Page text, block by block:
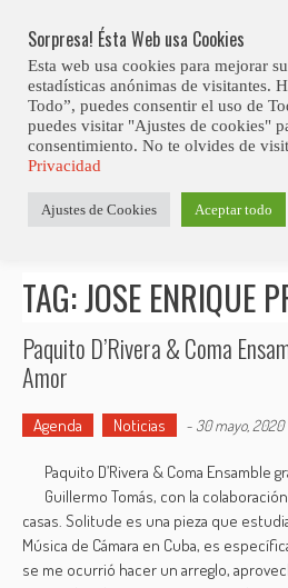
content
Club Contest.
Posts tagged "Jose Enrique
TAG: JOSE ENRIQUE
Paquito D’Rivera & Coma
Amor
Agenda Noticias - 30 mayo, 2020
Paquito D’Rivera & Coma Ensamble
Guillermo Tomás, con la
casas. Solitude es una pieza que
Música de Cámara en Cuba, es
se me ocurrió hacer un arreglo,
Sorpresa! Ésta Web usa Cookies
Esta web usa cookies para mejorar
estadísticas anónimas de visitantes.
Todo”, puedes consentir el uso de
puedes visitar "Ajustes de cookies"
consentimiento. No te olvides de
Privacidad
Ajustes de Cookies Aceptar todo